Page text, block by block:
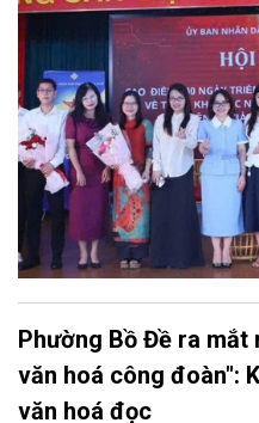
quan tâm đông đảo của
dân trên kênh TikTok chính
các kênh của đơn vị đồng
Phường Bồ Đề ra mắt
văn hoá công đoàn":
văn hoá đọc